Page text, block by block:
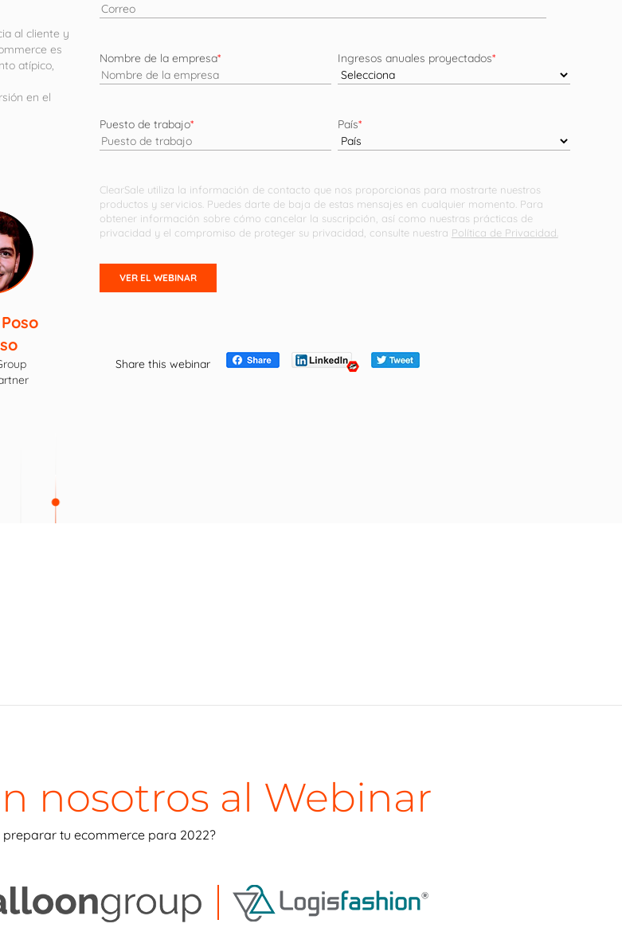
al cliente y
es
atípico,
en el
Nombre de la empresa* Ingresos anuales proyectados*
Puesto de trabajo* País*
ClearSale utiliza la información de contacto que nos proporcionas para mostrarte nuestros
productos y servicios. Puedes darte de baja de estas mensajes en cualquier momento. Para
obtener información sobre cómo cancelar la suscripción, así como nuestras prácticas de
privacidad y el compromiso de proteger su privacidad, consulte nuestra Política de Privacidad.
Share this webinar
nosotros al Webinar
preparar tu ecommerce para 2022?